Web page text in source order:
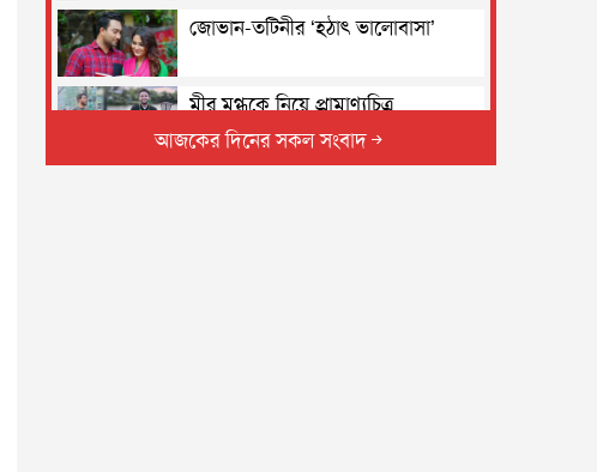
জোভান-তটিনীর ‘হঠাৎ ভালোবাসা’
মীর মুগ্ধকে নিয়ে প্রামাণ্যচিত্র
আজকের দিনের সকল সংবাদ